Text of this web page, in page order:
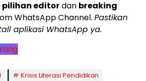
pilihan editordan breaking
WhatsApp Channel. Pastikan
aplikasi WhatsApp ya.
Krisis Literasi Pendidikan